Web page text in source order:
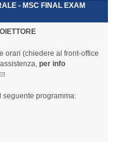
- MSC FINAL EXAM
orari (chiedere al front-office
per info
seguente programma: